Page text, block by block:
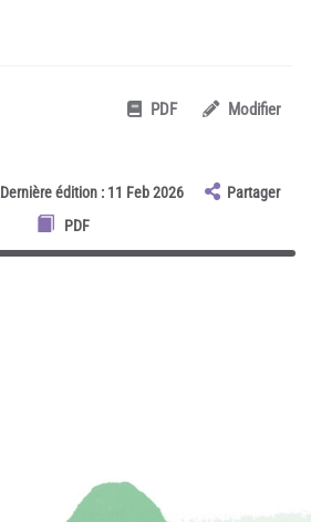
PDF Modifier
Dernière édition : 11 Feb 2026
Partager
PDF